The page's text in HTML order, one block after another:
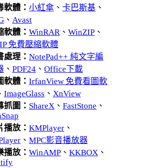
軟體： 小紅傘 、 卡巴斯基 、
、 Avast
軟體： WinRAR、 WinZIP 、
免費壓縮軟體
處理： NotePad++ 純文字編
、 PDF24 、 Office下載
軟體： IrfanView 免費看圖軟
ImageGlass 、 XnView
抓圖： ShareX 、 FastStone 、
播放： KMPlayer 、
、 MPC影音播放器
播放： WinAMP 、 KKBOX 、